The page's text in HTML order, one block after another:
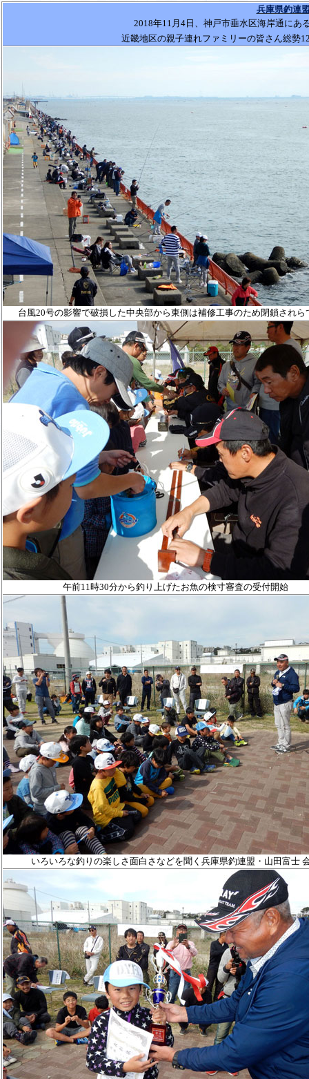
兵庫県釣連
2018年11 月 4 日、神戸市垂水区海岸通にあ
近畿地区の親子連れファミリーの皆さん総勢
台風20号の影響で破損した中央部から東側は補修工事のため閉鎖されら
午前11時30分から釣り上げたお魚の検寸審査の受付開始
いろいろな釣りの楽しさ面白さなどを聞く兵庫県釣連盟・山田富士